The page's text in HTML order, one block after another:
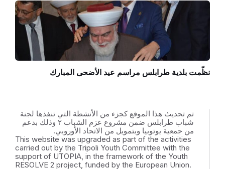
نظّمت بلدية طرابلس مراسم عيد الأضحى المبارك
تم تحديث هذا الموقع كجزء من الأنشطة التي تنفذها لجنة
شباب طرابلس ضمن مشروع عزم الشباب ٢ وذلك بدعم
من جمعية يوتوبيا وبتمويل من الاتحاد الأوروبي.
This website was upgraded as part of the activities
carried out by the Tripoli Youth Committee with the
support of UTOPIA, in the framework of the Youth
RESOLVE 2 project, funded by the European Union.